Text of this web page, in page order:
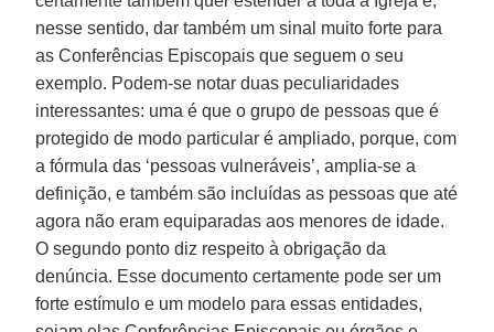
nesse sentido, dar também um sinal muito forte para
as Conferências Episcopais que seguem o seu
exemplo. Podem-se notar duas peculiaridades
interessantes: uma é que o grupo de pessoas que é
protegido de modo particular é ampliado, porque, com
a fórmula das ‘pessoas vulneráveis’, amplia-se a
definição, e também são incluídas as pessoas que até
agora não eram equiparadas aos menores de idade.
O segundo ponto diz respeito à obrigação da
denúncia. Esse documento certamente pode ser um
forte estímulo e um modelo para essas entidades,